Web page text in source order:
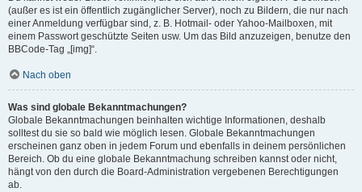
(außer es ist ein öffentlich zugänglicher Server), noch zu Bildern, die nur nach
einer Anmeldung verfügbar sind, z. B. Hotmail- oder Yahoo-Mailboxen, mit
einem Passwort geschützte Seiten usw. Um das Bild anzuzeigen, benutze den
BBCode-Tag „[img]“.
Nach oben
Was sind globale Bekanntmachungen?
Globale Bekanntmachungen beinhalten wichtige Informationen, deshalb
solltest du sie so bald wie möglich lesen. Globale Bekanntmachungen
erscheinen ganz oben in jedem Forum und ebenfalls in deinem persönlichen
Bereich. Ob du eine globale Bekanntmachung schreiben kannst oder nicht,
hängt von den durch die Board-Administration vergebenen Berechtigungen
ab.